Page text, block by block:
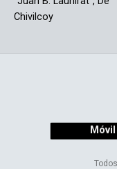
Chivilcoy
Móvil